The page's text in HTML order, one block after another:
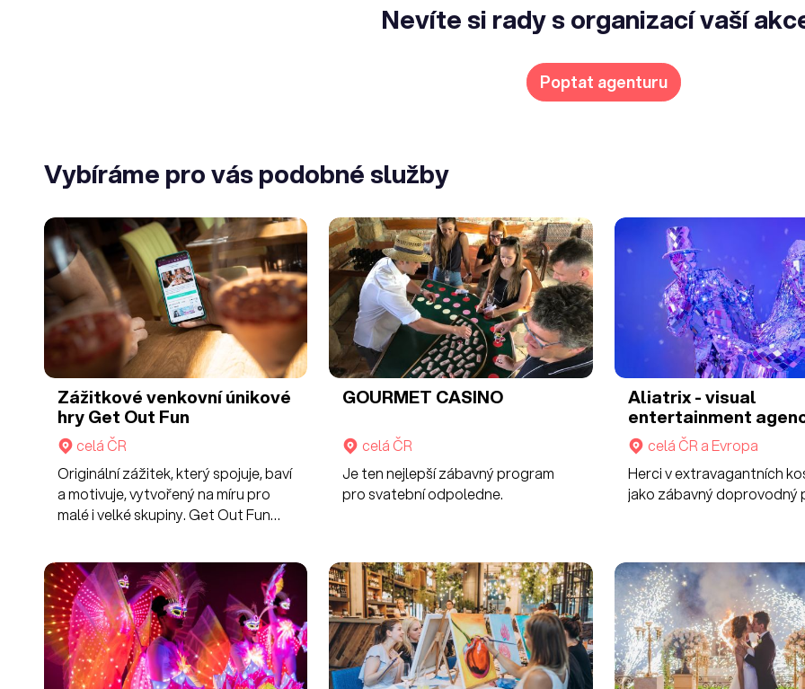
Nevíte si rady s organizací vaší
Poptat agenturu
Vybíráme pro vás podobné služby
Zážitkové venkovní únikové
hry Get Out Fun
celá ČR
Originální zážitek, který spojuje, baví
a motivuje, vytvořený na míru pro
malé i velké skupiny. Get Out Fun
vlastní zvolenou trasou v místě vaší
akce.
GOURMET CASINO
celá ČR
Je ten nejlepší zábavný program
pro svatební odpoledne.
Aliatrix - visual
entertainment
Walking acts
celá ČR a Evropa
Herci v extravagantních
jako zábavný doprovodný